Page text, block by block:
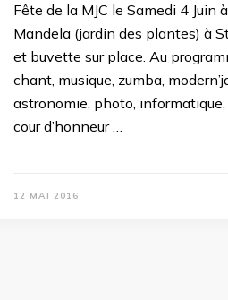
Fête de la MJC le Samedi 4
Mandela (jardin des plantes) à
et buvette sur place. Au
chant, musique, zumba,
astronomie, photo,
cour d’honneur …
12 MAI 2016